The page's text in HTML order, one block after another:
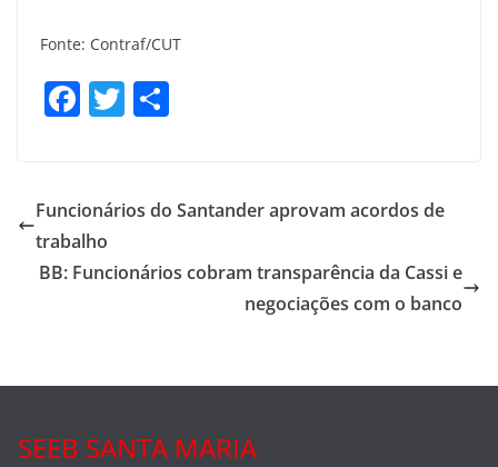
Fonte: Contraf/CUT
F
e
b
o
T
er e
Funcionários do Santander aprovam acordos de
trabalho
BB: Funcionários cobram transparência da Cassi e
negociações com o banco
SEEB SANTA MARIA